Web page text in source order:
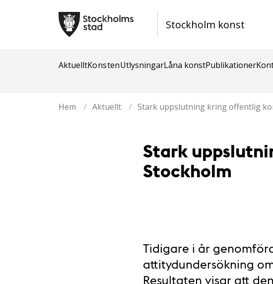
Stockholm konst
AktuelltKonstenUtlysningarLåna konstPublikationer
Hem / Aktuellt / Stark uppslutning kring offentlig
Stark
Stockholm
Tidigare i år
attitydundersökning
Resultaten visar att